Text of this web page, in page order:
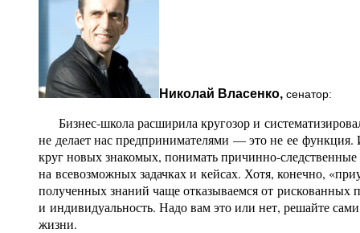
Николай Власенко, сенатор:
Бизнес-школа расширила кругозор и
не делает нас предпринимателями — это не ее
круг новых знакомых, понимать причинно-
на всевозможных задачках и кейсах. Хотя, конечно,
полученных знаний чаще отказываемся от рискованных
и индивидуальность. Надо вам это или нет, решайте
жизни.